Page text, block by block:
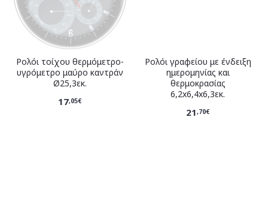
Ρολόι τοίχου θερμόμετρο-
υγρόμετρο μαύρο καντράν
Ø25,3εκ.
17,05€
Ρολόι γραφείου με ένδειξη
ημερομηνίας και
θερμοκρασίας
6,2x6,4x6,3εκ.
21,70€